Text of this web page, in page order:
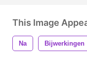
This Image
Na Bijwerkingen